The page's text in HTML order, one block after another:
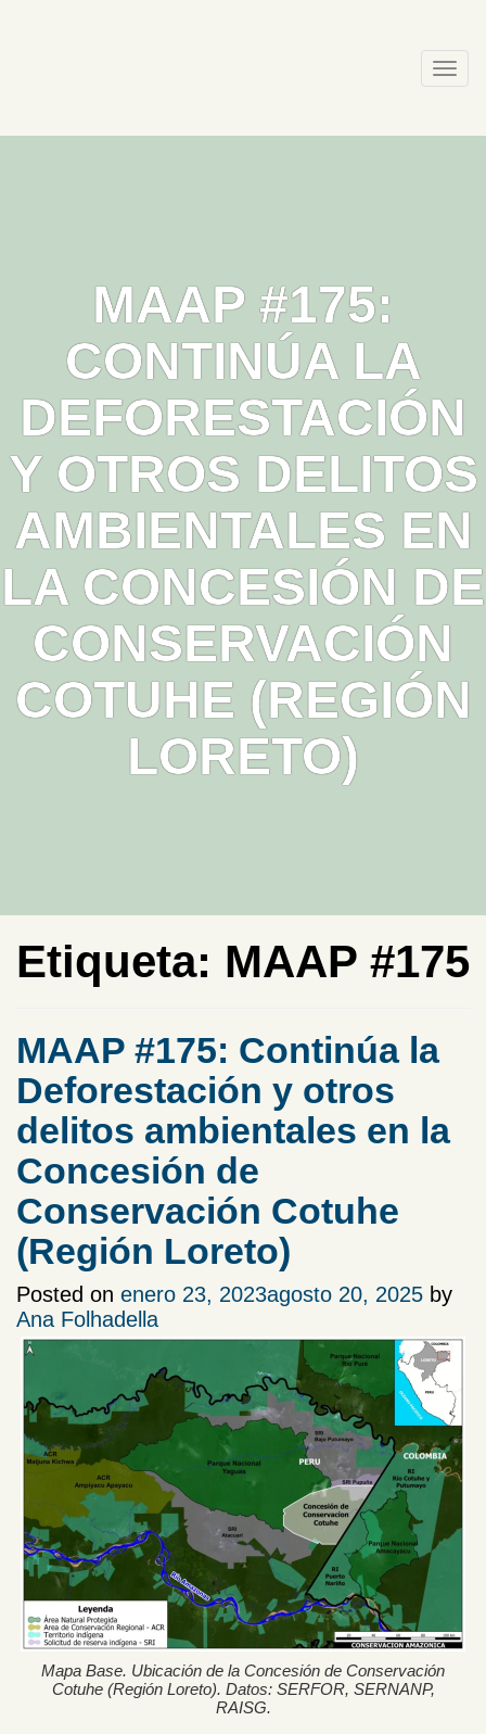
MAAP #175:
CONTINÚA LA
DEFORESTACIÓN
Y OTROS DELITOS
AMBIENTALES EN
LA CONCESIÓN DE
CONSERVACIÓN
COTUHE (REGIÓN
LORETO)
Etiqueta: MAAP #175
MAAP #175: Continúa la
Deforestación y otros
delitos ambientales en la
Concesión de
Conservación Cotuhe
(Región Loreto)
Posted on enero 23, 2023agosto 20, 2025 by
Ana Folhadella
Mapa Base. Ubicación de la Concesión de Conservación
Cotuhe (Región Loreto). Datos: SERFOR, SERNANP,
RAISG.